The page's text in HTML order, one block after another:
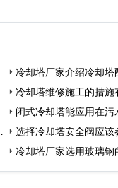
冷却塔厂家介绍冷却
冷却塔维修施工的措
闭式冷却塔能应用在
技术)…
选择冷却塔安全阀应该
思)…
冷却塔厂家选用玻璃